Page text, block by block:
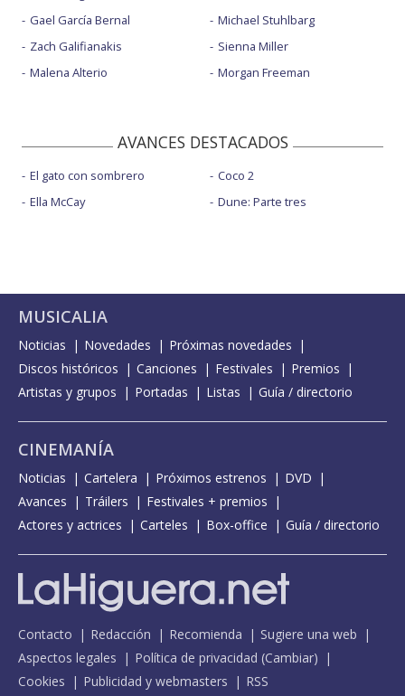
Gael García Bernal
Zach Galifianakis
Malena Alterio
Michael Stuhlbarg
Sienna Miller
Morgan Freeman
AVANCES DESTACADOS
El gato con sombrero
Ella McCay
Coco 2
Dune: Parte tres
MUSICALIA
Noticias Novedades
Próximas novedades
Discos históricos
Canciones Festivales
Premios
Artistas y grupos
Portadas Listas Guía / directorio
CINEMANÍA
Noticias Cartelera Próximos estrenos
DVD
Avances
Tráilers
Festivales + premios
Actores y actrices
Carteles Box-office Guía / directorio
Contacto Redacción Recomienda
Sugiere una web
Aspectos legales
Política de privacidad (Cambiar)
Cookies
Publicidad y webmasters RSS